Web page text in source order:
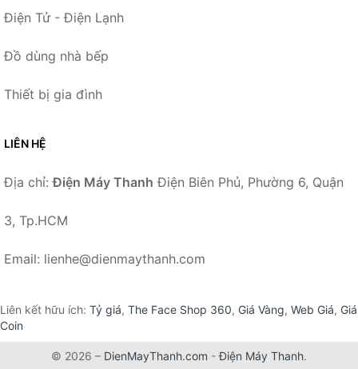
Điện Tử - Điện Lạnh
Đồ dùng nhà bếp
Thiết bị gia đình
LIÊN HỆ
Địa chỉ:Điện Máy Thanh Điện Biên Phủ, Phường 6, Quận
3, Tp.HCM
Email: lienhe@dienmaythanh.com
Liên kết hữu ích: Tỷ giá, The Face Shop 360, Giá Vàng, Web Giá, Giá
Coin
© 2026 – DienMayThanh.com -Điện Máy Thanh.